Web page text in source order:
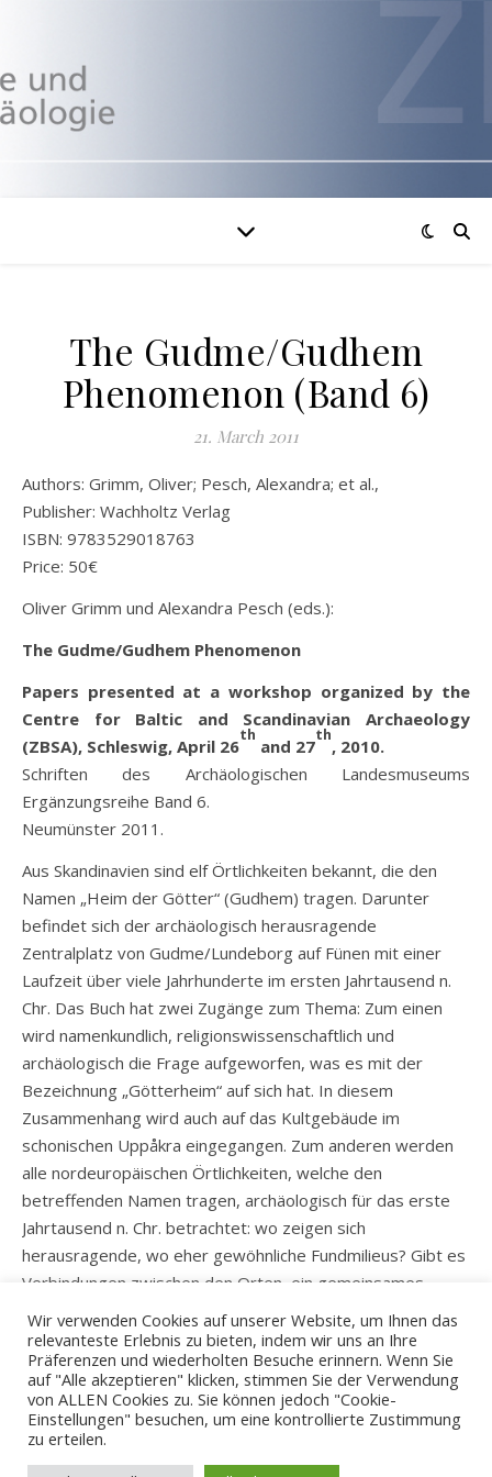
The Gudme/Gudhem
Phenomenon (Band 6)
21. March 2011
Authors: Grimm, Oliver; Pesch, Alexandra; et al.,
Publisher: Wachholtz Verlag
ISBN: 9783529018763
Price: 50€
Oliver Grimm und Alexandra Pesch (eds.):
The Gudme/Gudhem Phenomenon
Papers presented at a workshop organized by the
Centre for Baltic and Scandinavian Archaeology
(ZBSA), Schleswig, April 26
th
and 27
th
, 2010.
Schriften des Archäologischen Landesmuseums
Ergänzungsreihe Band 6.
Neumünster 2011.
Aus Skandinavien sind elf Örtlichkeiten bekannt, die den
Namen „Heim der Götter“ (Gudhem) tragen. Darunter
befindet sich der archäologisch herausragende
Zentralplatz von Gudme/Lundeborg auf Fünen mit einer
Laufzeit über viele Jahrhunderte im ersten Jahrtausend n.
Chr. Das Buch hat zwei Zugänge zum Thema: Zum einen
wird namenkundlich, religionswissenschaftlich und
archäologisch die Frage aufgeworfen, was es mit der
Bezeichnung „Götterheim“ auf sich hat. In diesem
Zusammenhang wird auch auf das Kultgebäude im
schonischen Uppåkra eingegangen. Zum anderen werden
alle nordeuropäischen Örtlichkeiten, welche den
betreffenden Namen tragen, archäologisch für das erste
Jahrtausend n. Chr. betrachtet: wo zeigen sich
herausragende, wo eher gewöhnliche Fundmilieus? Gibt es
Verbindungen zwischen den Orten, ein gemeinsames
Muster?
© 2026 - ZBSA
Wir verwenden Cookies auf unserer Website, um Ihnen das
relevanteste Erlebnis zu bieten, indem wir uns an Ihre
Präferenzen und wiederholten Besuche erinnern. Wenn Sie
auf "Alle akzeptieren" klicken, stimmen Sie der Verwendung
von ALLEN Cookies zu. Sie können jedoch "Cookie-
Einstellungen" besuchen, um eine kontrollierte Zustimmung
zu erteilen.